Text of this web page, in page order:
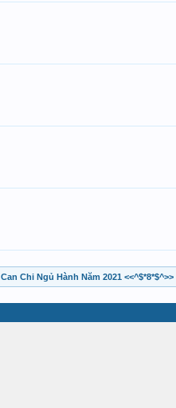
Can Chi Ngủ Hành Năm 2021 <<^$*8*$^>>